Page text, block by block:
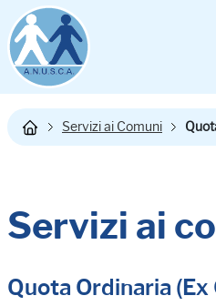
Servizi ai Comuni
Servizi ai
Quota Ordinaria (Ex